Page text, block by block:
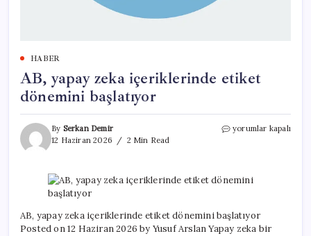
HABER
AB, yapay zeka içeriklerinde etiket
dönemini başlatıyor
By Serkan Demir
12 Haziran 2026
2 Min Read
AB,
etiket
dönemini
için
yorumlar kapalı
AB, yapay zeka içeriklerinde etiket dönemini başlatıyor
Posted on 12 Haziran 2026 by Yusuf Arslan Yapay zeka bir